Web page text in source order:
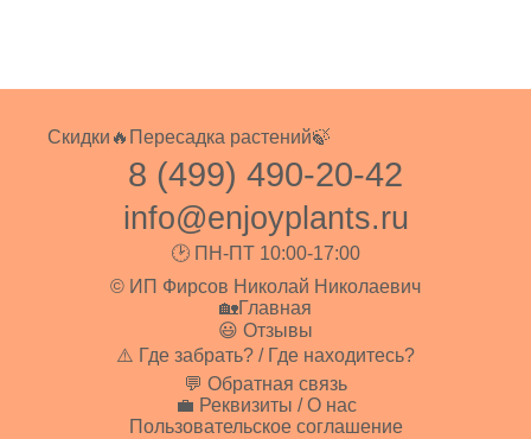
Скидки🔥 Пересадка растений🍃
8 (499) 490-20-42
info@enjoyplants.ru
🕑 ПН-ПТ 10:00-17:00
© ИП Фирсов Николай Николаевич
🏡Главная
😃 Отзывы
⚠️ Где забрать? / Где находитесь?
💬 Обратная связь
💼 Реквизиты / О нас
Пользовательское соглашение